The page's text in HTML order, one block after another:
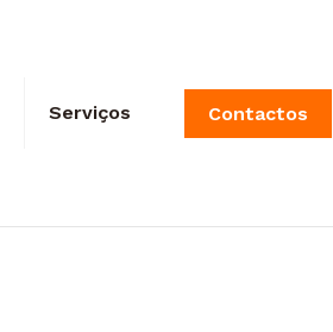
Serviços Contactos